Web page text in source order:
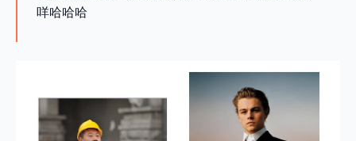
咩哈哈哈